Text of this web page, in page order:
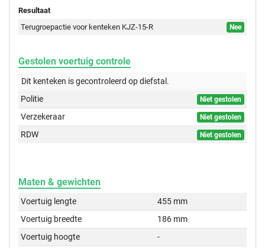
Resultaat
Terugroepactie voor kenteken KJZ-15-R
Nee
Gestolen voertuig controle
Dit kenteken is gecontroleerd opdiefstal.
Politie
Niet gestolen
Verzekeraar Niet gestolen
RDW Niet gestolen
Maten & gewichten
Voertuig lengte
455 mm
Voertuig breedte
186 mm
Voertuig hoogte
-